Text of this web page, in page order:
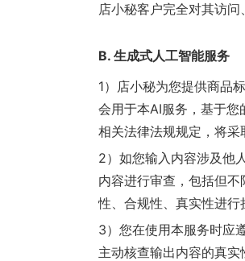
店小秘客户完全对其访
B. 生成式人工智能服务
1）店小秘为您提供商品
会用于本AI服务，基于
相关法律法规规定，将采
2）如您输入内容涉及他
内容进行审查，包括但
性、合规性、真实性进行
3）您在使用本服务时应
主动核查输出内容的真